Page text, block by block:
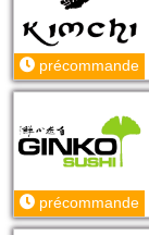
précommande
précommande